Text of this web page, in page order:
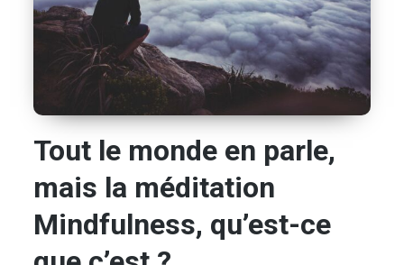
Tout le monde en parle,
mais la méditation
Mindfulness, qu’est-ce